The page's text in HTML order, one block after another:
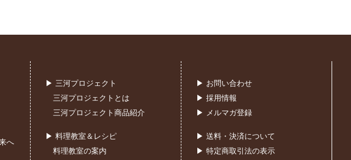
へ
▶ 三河プロジェクト
三河プロジェクトとは
三河プロジェクト商品紹介
▶ 料理教室＆レシピ
料理教室の案内
▶ お問い合わせ
▶ 採用情報
▶ メルマガ登録
▶ 送料・決済について
▶ 特定商取引法の表示